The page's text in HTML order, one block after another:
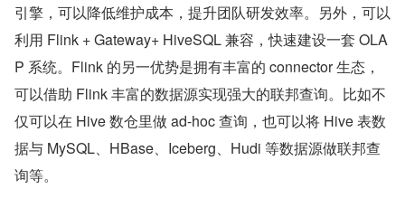
引擎，可以降低维护成本，提升团队研发效率。另外，可以
利用 Flink + Gateway+ HiveSQL 兼容，快速建设一套 OLA
P 系统。Flink 的另一优势是拥有丰富的 connector 生态，
可以借助 Flink 丰富的数据源实现强大的联邦查询。比如不
仅可以在 Hive 数仓里做 ad-hoc 查询，也可以将 Hive 表数
据与 MySQL、HBase、Iceberg、Hudi 等数据源做联邦查
询等。